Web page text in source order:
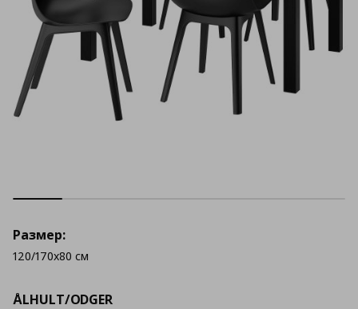
ÅLHULT/ODGER
Размер:
120/170x80 см